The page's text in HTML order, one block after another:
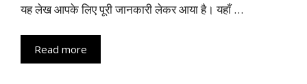
यह लेख आपके लिए पूरी जानकारी लेकर आया है। यहाँ …
Read more